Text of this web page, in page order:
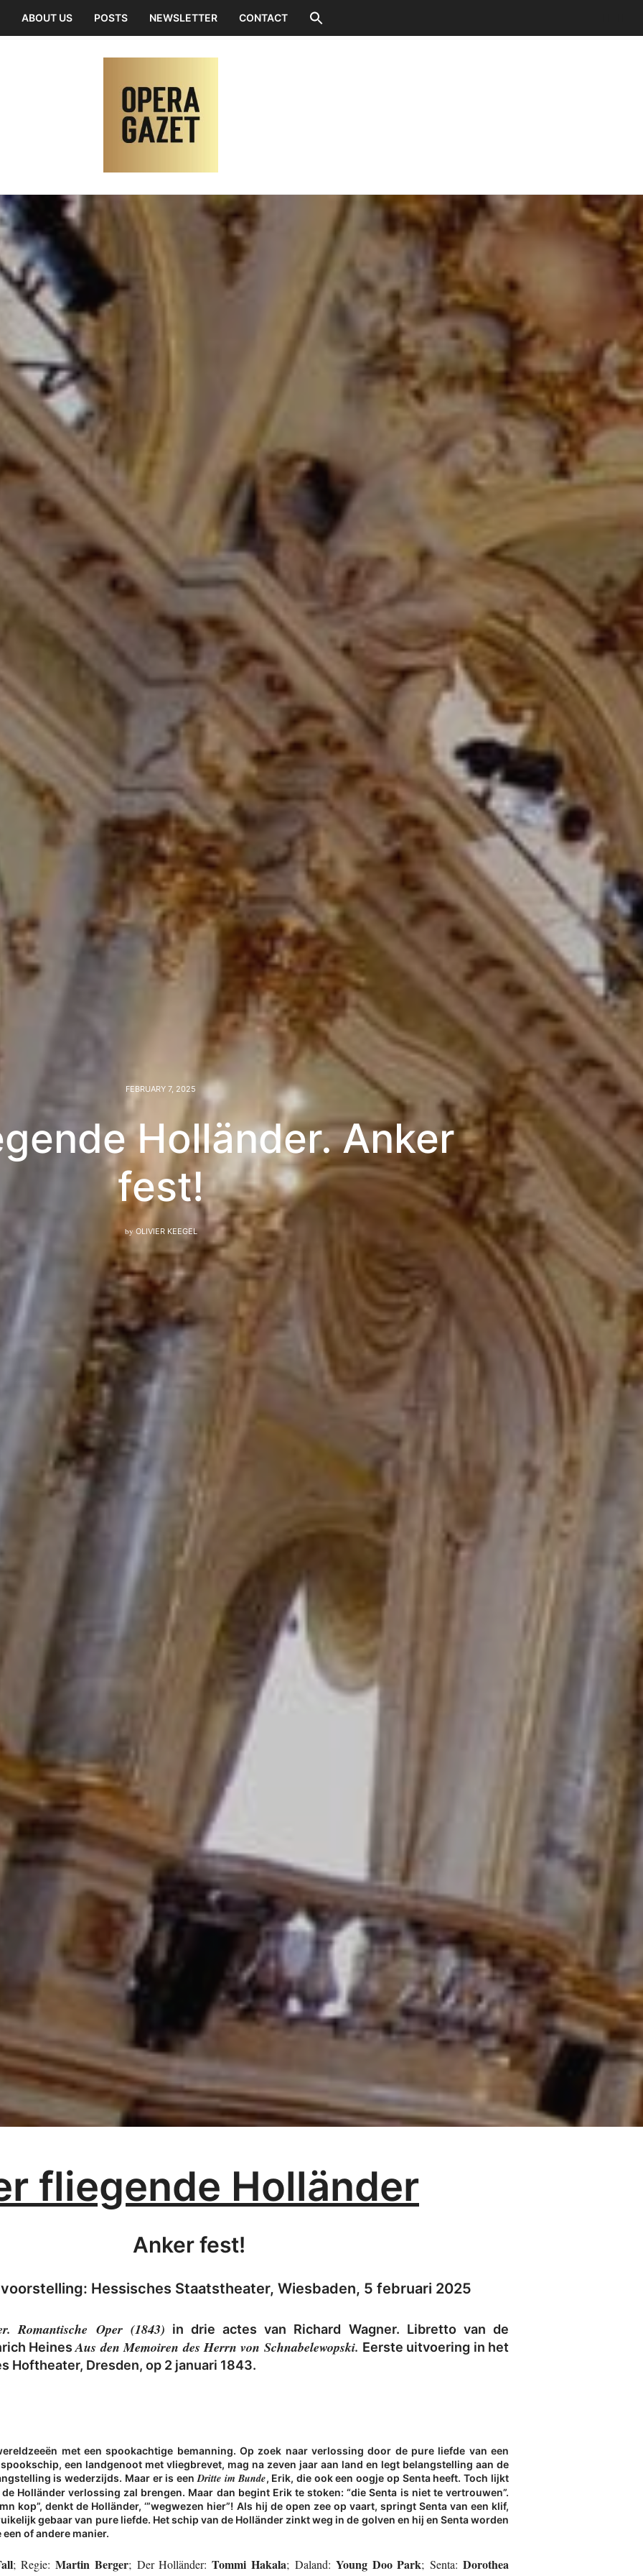
ABOUT US POSTS NEWSLETTER CONTACT
FEBRUARY 7, 2025
Holländer. Anker
fest!
by OLIVIER KEEGEL
fliegende Holländer
Anker fest!
Hessisches Staatstheater, Wiesbaden, 5 februari 2025
Romantische Oper (1843) in drie actes van Richard Wagner. Libretto van de
HeinesAus den Memoiren des Herrn von Schnabelewopski. Eerste uitvoering in het
Hoftheater, Dresden, op 2 januari 1843.
met een spookachtige bemanning. Op zoek naar verlossing door de pure liefde van een
een landgenoot met vliegbrevet, mag na zeven jaar aan land en legt belangstelling aan de
is wederzijds. Maar er is een Dritte im Bunde, Erik, die ook een oogje op Senta heeft. Toch lijkt
de Holländer verlossing zal brengen. Maar dan begint Erik te stoken: “die Senta is niet te vertrouwen”.
kop”, denkt de Holländer, ‘”wegwezen hier”! Als hij de open zee op vaart, springt Senta van een klif,
gebaar van pure liefde. Het schip van de Holländer zinkt weg in de golven en hij en Senta worden
of andere manier.
; Regie:Martin Berger; Der Holländer:Tommi Hakala; Daland: Young Doo Park; Senta: Dorothea